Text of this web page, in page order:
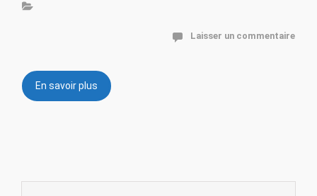
Laisser un commentaire
En savoir plus